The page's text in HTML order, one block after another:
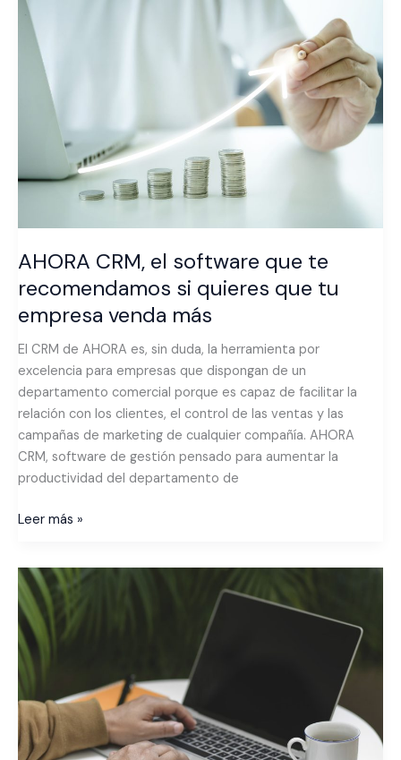
AHORA CRM, el software que te
recomendamos si quieres que tu
empresa venda más
El CRM de AHORA es, sin duda, la herramienta por
excelencia para empresas que dispongan de un
departamento comercial porque es capaz de facilitar la
relación con los clientes, el control de las ventas y las
campañas de marketing de cualquier compañía. AHORA
CRM, software de gestión pensado para aumentar la
productividad del departamento de
CRM,
software
recomendamos
que
empresa
venda
más
Leer más »
Las
soluciones
informáticas
de
movilidad
o
cómo
ser
más